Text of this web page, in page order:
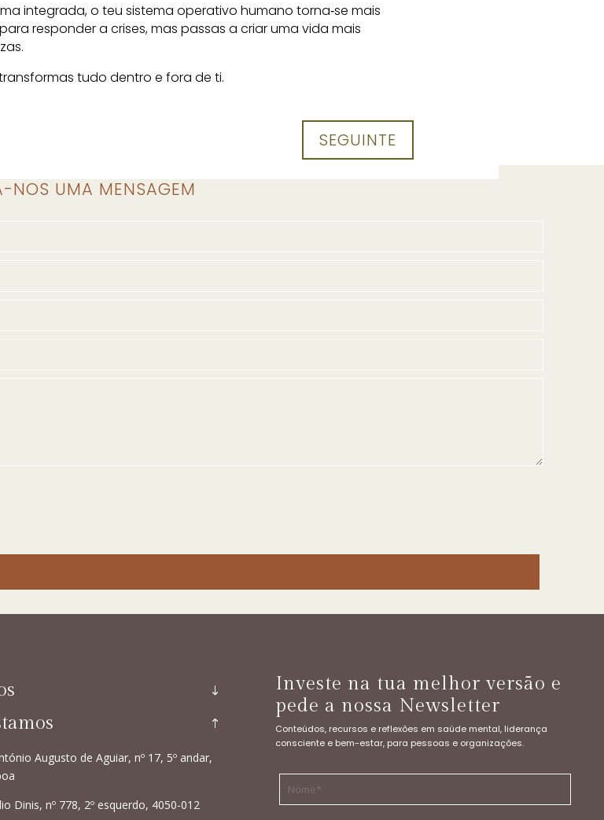
integrada, o teu sistema operativo humano torna‑se mais
responder a crises, mas passas a criar uma vida mais
tudo dentro e fora de ti.
SEGUINTE
NOS UMA MENSAGEM
Augusto de Aguiar, nº 17, 5º andar,
Dinis, nº 778, 2º esquerdo, 4050-012
Investe na tua melhor versão e
pede a nossa Newsletter
Conteúdos, recursos e reflexões em saúde mental, liderança
consciente e bem-estar, para pessoas e organizações.